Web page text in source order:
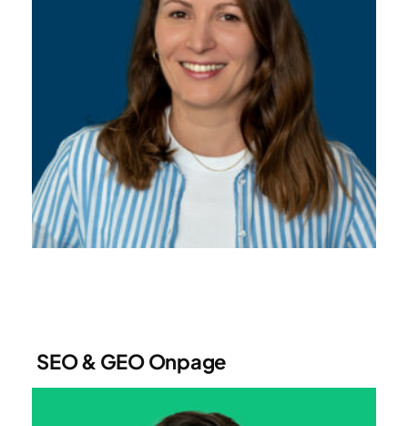
SEO & GEO Onpage